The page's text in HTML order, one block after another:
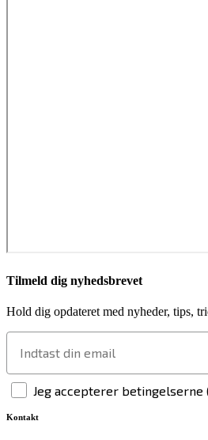
Tilmeld dig nyhedsbrevet
Hold dig opdateret med nyheder, tips,
Jeg accepterer
Kontakt